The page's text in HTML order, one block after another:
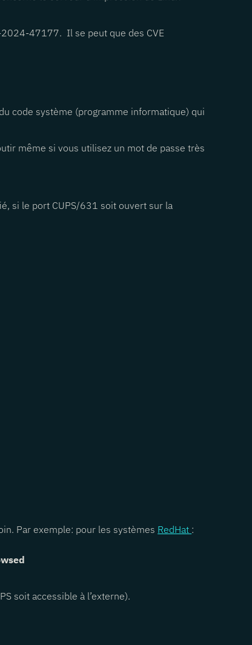
47177. Il se peut que des CVE
code système (programme informatique) qui
même si vous utilisez un mot de passe très
si le port CUPS/631 soit ouvert sur la
Par exemple: pour les systèmes RedHat :
soit accessible à l’externe).